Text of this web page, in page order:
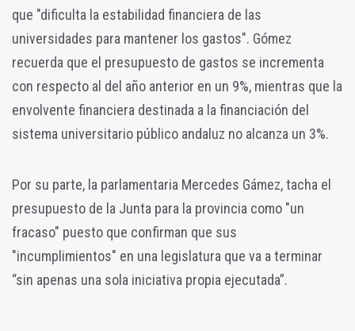
que "dificulta la estabilidad financiera de las
universidades para mantener los gastos". Gómez
recuerda que el presupuesto de gastos se incrementa
con respecto al del año anterior en un 9%, mientras que la
envolvente financiera destinada a la financiación del
sistema universitario público andaluz no alcanza un 3%.
Por su parte, la parlamentaria Mercedes Gámez, tacha el
presupuesto de la Junta para la provincia como "un
fracaso" puesto que confirman que sus
"incumplimientos" en una legislatura que va a terminar
“sin apenas una sola iniciativa propia ejecutada”.